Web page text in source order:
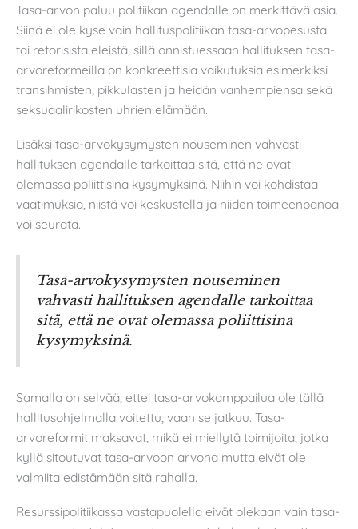
Tasa-arvon paluu politiikan agendalle on merkittävä asia.
Siinä ei ole kyse vain hallituspolitiikan tasa-arvopesusta
tai retorisista eleistä, sillä onnistuessaan hallituksen tasa-
arvoreformeilla on konkreettisia vaikutuksia esimerkiksi
transihmisten, pikkulasten ja heidän vanhempiensa sekä
seksuaalirikosten uhrien elämään.
Lisäksi tasa-arvokysymysten nouseminen vahvasti
hallituksen agendalle tarkoittaa sitä, että ne ovat
olemassa poliittisina kysymyksinä. Niihin voi kohdistaa
vaatimuksia, niistä voi keskustella ja niiden toimeenpanoa
voi seurata.
Tasa-arvokysymysten nouseminen
vahvasti hallituksen agendalle tarkoittaa
sitä, että ne ovat olemassa poliittisina
kysymyksinä.
Samalla on selvää, ettei tasa-arvokamppailua ole tällä
hallitusohjelmalla voitettu, vaan se jatkuu. Tasa-
arvoreformit maksavat, mikä ei miellytä toimijoita, jotka
kyllä sitoutuvat tasa-arvoon arvona mutta eivät ole
valmiita edistämään sitä rahalla.
Resurssipolitiikassa vastapuolella eivät olekaan vain tasa-